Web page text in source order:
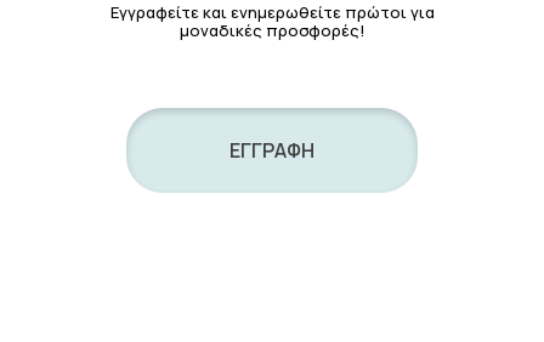
Εγγραφείτε και ενημερωθείτε πρώτοι για
μοναδικές προσφορές!
ΕΓΓΡΑΦΗ